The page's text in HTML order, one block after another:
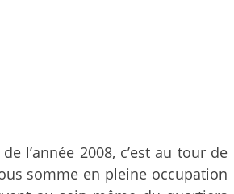
l’année 2008, c’est au tour de
somme en pleine occupation